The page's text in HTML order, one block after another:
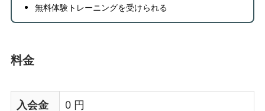
無料体験トレーニングを受けられる
料金
入会金 0 円